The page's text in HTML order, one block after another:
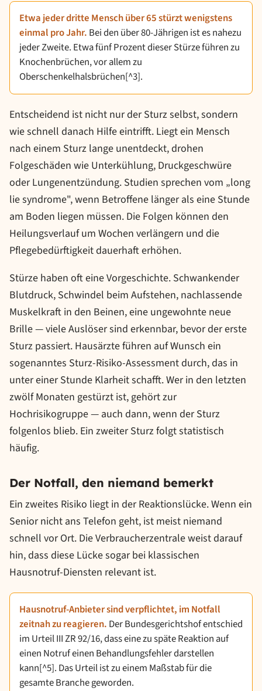
Etwa jeder dritte Mensch über 65 stürzt wenigstens
einmal pro Jahr. Bei den über 80-Jährigen ist es nahezu
jeder Zweite. Etwa fünf Prozent dieser Stürze führen zu
Knochenbrüchen, vor allem zu
Oberschenkelhalsbrüchen[^3].
Entscheidend ist nicht nur der Sturz selbst, sondern
wie schnell danach Hilfe eintrifft. Liegt ein Mensch
nach einem Sturz lange unentdeckt, drohen
Folgeschäden wie Unterkühlung, Druckgeschwüre
oder Lungenentzündung. Studien sprechen vom „long
lie syndrome", wenn Betroffene länger als eine Stunde
am Boden liegen müssen. Die Folgen können den
Heilungsverlauf um Wochen verlängern und die
Pflegebedürftigkeit dauerhaft erhöhen.
Stürze haben oft eine Vorgeschichte. Schwankender
Blutdruck, Schwindel beim Aufstehen, nachlassende
Muskelkraft in den Beinen, eine ungewohnte neue
Brille — viele Auslöser sind erkennbar, bevor der erste
Sturz passiert. Hausärzte führen auf Wunsch ein
sogenanntes Sturz-Risiko-Assessment durch, das in
unter einer Stunde Klarheit schafft. Wer in den letzten
zwölf Monaten gestürzt ist, gehört zur
Hochrisikogruppe — auch dann, wenn der Sturz
folgenlos blieb. Ein zweiter Sturz folgt statistisch
häufig.
Der Notfall, den niemand bemerkt
Ein zweites Risiko liegt in der Reaktionslücke. Wenn ein
Senior nicht ans Telefon geht, ist meist niemand
schnell vor Ort. Die Verbraucherzentrale weist darauf
hin, dass diese Lücke sogar bei klassischen
Hausnotruf-Diensten relevant ist.
Hausnotruf-Anbieter sind verpflichtet, im Notfall
zeitnah zu reagieren. Der Bundesgerichtshof entschied
im Urteil III ZR 92/16, dass eine zu späte Reaktion auf
einen Notruf einen Behandlungsfehler darstellen
kann[^5]. Das Urteil ist zu einem Maßstab für die
gesamte Branche geworden.